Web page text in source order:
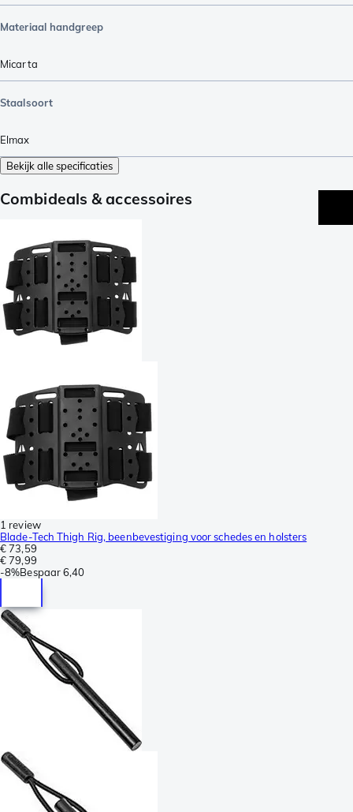
Materiaal handgreep
Micarta
Staalsoort
Elmax
Bekijk alle specificaties
Combideals & accessoires
1 review
Blade-Tech Thigh Rig, beenbevestiging voor schedes en holsters
€ 73,59
€ 79,99
-8%Bespaar6,40